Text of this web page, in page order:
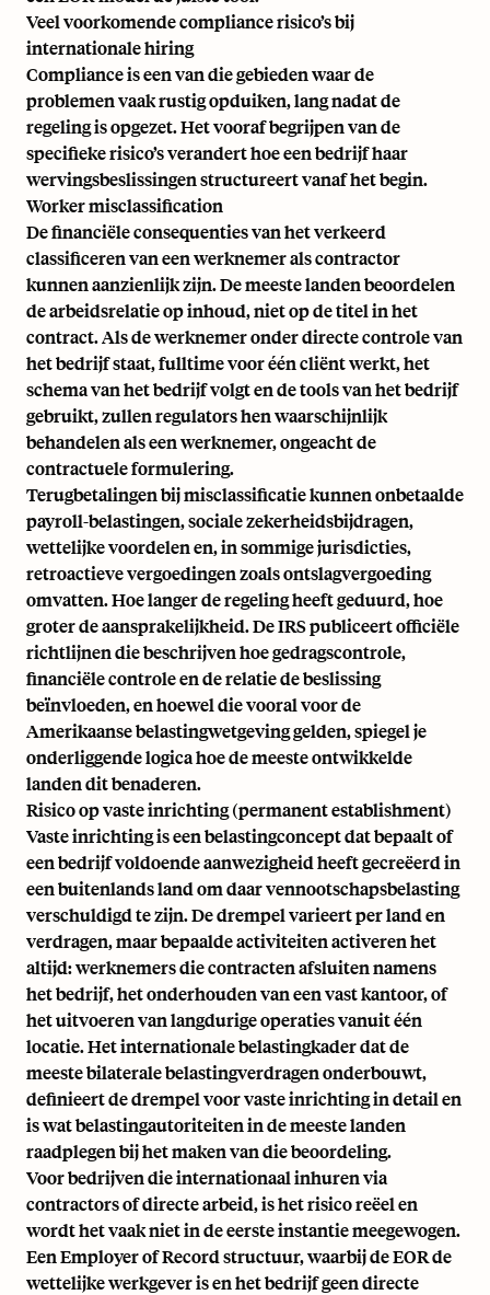
Veel voorkomende compliance risico’s bij
internationale hiring
Compliance is een van die gebieden waar de
problemen vaak rustig opduiken, lang nadat de
regeling is opgezet. Het vooraf begrijpen van de
specifieke risico’s verandert hoe een bedrijf haar
wervingsbeslissingen structureert vanaf het begin.
Worker misclassification
De financiële consequenties van het verkeerd
classificeren van een werknemer als contractor
kunnen aanzienlijk zijn. De meeste landen beoordelen
de arbeidsrelatie op inhoud, niet op de titel in het
contract. Als de werknemer onder directe controle van
het bedrijf staat, fulltime voor één cliënt werkt, het
schema van het bedrijf volgt en de tools van het bedrijf
gebruikt, zullen regulators hen waarschijnlijk
behandelen als een werknemer, ongeacht de
contractuele formulering.
Terugbetalingen bij misclassificatie kunnen onbetaalde
payroll-belastingen, sociale zekerheidsbijdragen,
wettelijke voordelen en, in sommige jurisdicties,
retroactieve vergoedingen zoals ontslagvergoeding
omvatten. Hoe langer de regeling heeft geduurd, hoe
groter de aansprakelijkheid. De IRS publiceertofficiële
richtlijnendie beschrijven hoe gedragscontrole,
financiële controle en de relatie de beslissing
beïnvloeden, en hoewel die vooral voor de
Amerikaanse belastingwetgeving gelden, spiegel je
onderliggende logica hoe de meeste ontwikkelde
landen dit benaderen.
Risico op vaste inrichting (permanent establishment)
Vaste inrichting is een belastingconcept dat bepaalt of
een bedrijf voldoende aanwezigheid heeft gecreëerd in
een buitenlands land om daar vennootschapsbelasting
verschuldigd te zijn. De drempel varieert per land en
verdragen, maar bepaalde activiteiten activeren het
altijd: werknemers die contracten afsluiten namens
het bedrijf, het onderhouden van een vast kantoor, of
het uitvoeren van langdurige operaties vanuit één
locatie. Hetinternationale belastingkaderdat de
meeste bilaterale belastingverdragen onderbouwt,
definieert de drempel voor vaste inrichting in detail en
is wat belastingautoriteiten in de meeste landen
raadplegen bij het maken van die beoordeling.
Voor bedrijven die internationaal inhuren via
contractors of directe arbeid, is het risico reëel en
wordt het vaak niet in de eerste instantie meegewogen.
Een Employer of Record structuur, waarbij de EOR de
wettelijke werkgever is en het bedrijf geen directe